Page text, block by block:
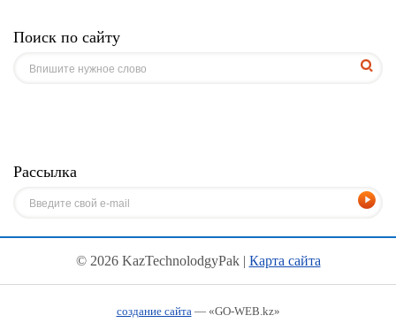
Поиск по сайту
Рассылка
© 2026 KazTechnolodgyPak | Карта сайта
создание сайта— «GO-WEB.kz»